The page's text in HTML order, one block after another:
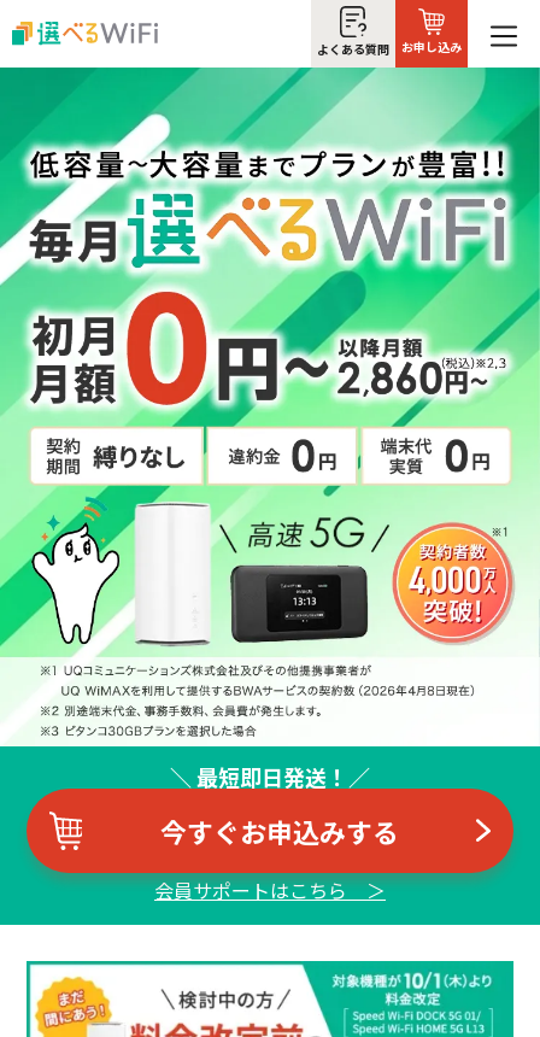
よくある質問 お申し込み
＼ 最短即日発送！／
今すぐお申込みする
会員サポートはこちら ＞